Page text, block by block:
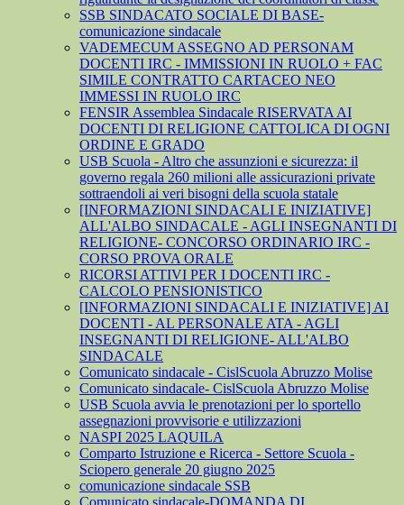
SSB SINDACATO SOCIALE DI BASE-
comunicazione sindacale
VADEMECUM ASSEGNO AD PERSONAM
DOCENTI IRC - IMMISSIONI IN RUOLO + FAC
SIMILE CONTRATTO CARTACEO NEO
IMMESSI IN RUOLO IRC
FENSIR Assemblea Sindacale RISERVATA AI
DOCENTI DI RELIGIONE CATTOLICA DI OGNI
ORDINE E GRADO
USB Scuola - Altro che assunzioni e sicurezza: il
governo regala 260 milioni alle assicurazioni private
sottraendoli ai veri bisogni della scuola statale
[INFORMAZIONI SINDACALI E INIZIATIVE]
ALL'ALBO SINDACALE - AGLI INSEGNANTI DI
RELIGIONE- CONCORSO ORDINARIO IRC -
CORSO PROVA ORALE
RICORSI ATTIVI PER I DOCENTI IRC -
CALCOLO PENSIONISTICO
[INFORMAZIONI SINDACALI E INIZIATIVE] AI
DOCENTI - AL PERSONALE ATA - AGLI
INSEGNANTI DI RELIGIONE- ALL'ALBO
SINDACALE
Comunicato sindacale - CislScuola Abruzzo Molise
Comunicato sindacale- CislScuola Abruzzo Molise
USB Scuola avvia le prenotazioni per lo sportello
assegnazioni provvisorie e utilizzazioni
NASPI 2025 LAQUILA
Comparto Istruzione e Ricerca - Settore Scuola -
Sciopero generale 20 giugno 2025
comunicazione sindacale SSB